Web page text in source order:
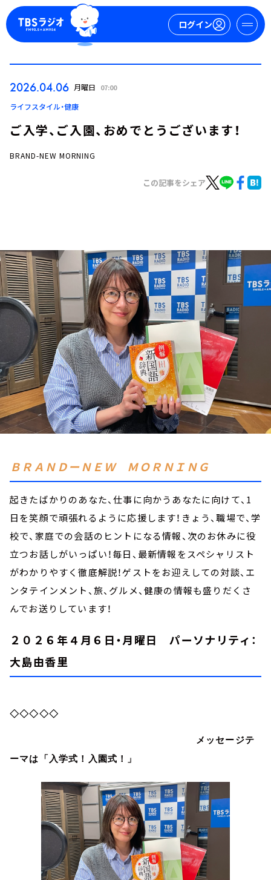
ログイン
ログイン
トピックス
TBS Podcast
お知らせ
イベント・グッズ
YouTube
会社情報
2026.04.06 月曜日 07:00
ライフスタイル・健康
ご入学、ご入園、おめでとうございます！
BRAND-NEW MORNING
この記事をシェア
ＢＲＡＮＤーＮＥＷ ＭＯＲＮＩＮＧ
起きたばかりのあなた、仕事に向かうあなたに向けて、1
日を笑顔で頑張れるように応援します！きょう、職場で、学
校で、家庭での会話のヒントになる情報、次のお休みに役
立つお話しがいっぱい！毎日、最新情報をスペシャリスト
がわかりやすく徹底解説！ゲストをお迎えしての対談、エ
ンタテインメント、旅、グルメ、健康の情報も盛りだくさ
んでお送りしています！
２０２６年４月６日・月曜日 パーソナリティ：
大島由香里
◇◇◇◇◇
メッセージテ
ーマは「入学式！入園式！」